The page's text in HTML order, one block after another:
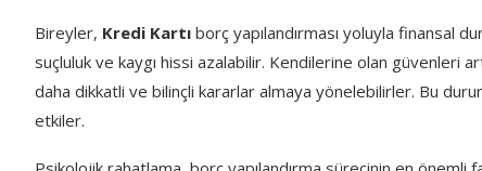
Bireyler, Kredi Kartı borç yapılandırması yoluyla finansal
suçluluk ve kaygı hissi azalabilir. Kendilerine olan güvenleri
daha dikkatli ve bilinçli kararlar almaya yönelebilirler. Bu
etkiler.